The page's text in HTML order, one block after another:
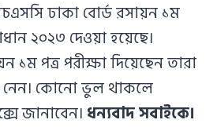
ঢাকা বোর্ড রসায়ন ১ম
২০২৩ দেওয়া হয়েছে।
১ম পত্র পরীক্ষা দিয়েছেন তারা
নেন। কোনো ভুল থাকলে
জানাবেন। ধন্যবাদ সবাইকে।